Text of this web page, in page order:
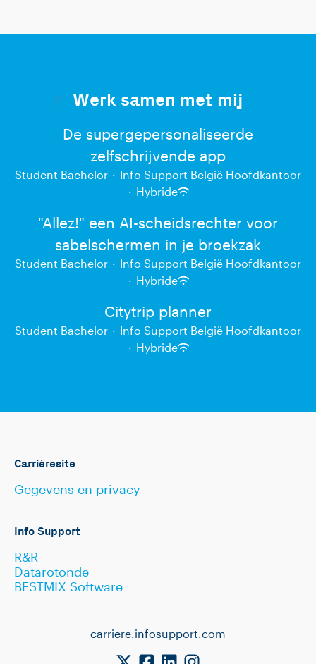
Werk samen met mij
De supergepersonaliseerde
zelfschrijvende app
Student Bachelor · Info Support België Hoofdkantoor
· Hybride
"Allez!" een AI-scheidsrechter voor
sabelschermen in je broekzak
Student Bachelor · Info Support België Hoofdkantoor
· Hybride
Citytrip planner
Student Bachelor · Info Support België Hoofdkantoor
· Hybride
Carrièresite
Gegevens en privacy
Info Support
R&R
Datarotonde
BESTMIX Software
carriere.infosupport.com